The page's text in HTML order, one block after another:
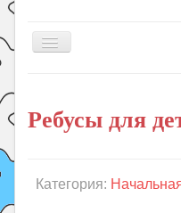
Включить/
Книги
Подготовка к школе
Ребусы для
Категория: